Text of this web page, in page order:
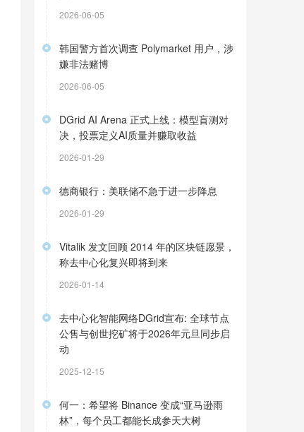
2026-06-05
韩国警方首次调查 Polymarket 用户，涉
嫌非法赌博
2026-06-05
DGrid AI Arena 正式上线：模型盲测对
决，投票定义AI质量并赚取收益
2026-01-29
德商银行：美联储不急于进一步降息
2026-01-29
Vitalik 发文回顾 2014 年的区块链愿景，
称去中心化复兴即将到来
2026-01-14
去中心化智能网络DGrid宣布: 全球节点
公售与创世挖矿将于2026年元旦同步启
动
2025-12-15
何一：希望将 Binance 变成“亚马逊雨
林”，每个员工都能长成参天大树